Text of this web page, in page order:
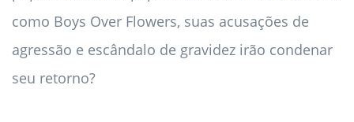
como Boys Over Flowers, suas acusações de
agressão e escândalo de gravidez irão condenar
seu retorno?